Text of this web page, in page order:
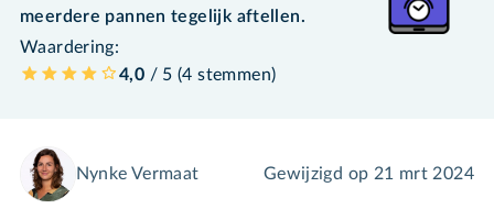
meerdere pannen tegelijk aftellen.
Waardering:
4,0 / 5 (4 stemmen)
Nynke Vermaat Gewijzigd op 21 mrt 2024